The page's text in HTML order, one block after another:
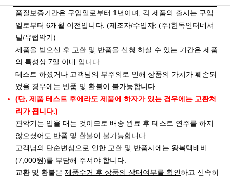
품질보증기간은 구입일로부터 1년이며, 각 제품의 출시는 구입
일로부터 6개월 이전입니다. (제조자/수입자: (주)한독인터네셔
널/유럽악기)
제품을 받으신 후 교환 및 반품을 신청 하실 수 있는 기간은 제품
의 특성상 7일 이내 입니다.
테스트 하셨거나 고객님의 부주의로 인해 상품의 가치가 훼손되
었을 경우에는 반품 및 환불이 불가능합니다.
(단, 제품 테스트 후에라도 제품에 하자가 있는 경우에는 교환처
리가 됩니다.)
관악기는 입을 대는 것이므로 배송 완료 후 테스트 연주를 하지
않으셨어도 반품 및 환불이 불가능합니다.
고객님의 단순변심으로 인한 교환 및 반품시에는 왕복택배비
(7,000원)를 부담해 주셔야 합니다.
교환 및 환불은 제품수거 후 상품의 상태여부를 확인하고 신속히